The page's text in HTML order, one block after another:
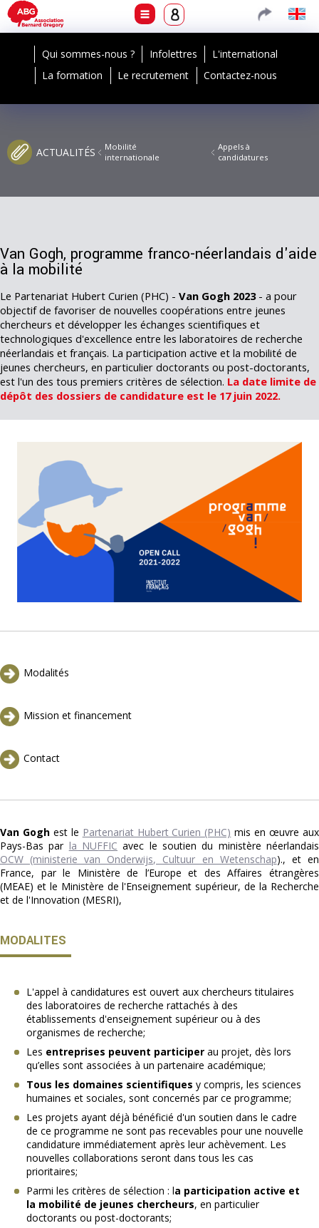
Qui sommes-nous ? Infolettres
L'international
La formation
Le recrutement Contactez-nous
ACTUALITÉS
Mobilité
internationale
Appels à
candidatures
Van Gogh, programme franco-néerlandais d'aide
à la mobilité
Le Partenariat Hubert Curien (PHC) - Van Gogh 2023- a pour
objectif de favoriser de nouvelles coopérations entre jeunes
chercheurs et développer les échanges scientifiques et
technologiques d'excellence entre les laboratoires de recherche
néerlandais et français. La participation active et la mobilité de
jeunes chercheurs, en particulier doctorants ou post-doctorants,
est l'un des tous premiers critères de sélection. La date limite de
dépôt des dossiers de candidature est le 17 juin 2022.
Modalités
Mission et financement
Contact
Van Gogh est le Partenariat Hubert Curien (PHC) mis en œuvre aux
Pays-Bas par la NUFFIC avec le soutien du ministère néerlandais
OCW (ministerie van Onderwijs, Cultuur en Wetenschap)., et en
France, par le Ministère de l’Europe et des Affaires étrangères
(MEAE) et le Ministère de l'Enseignement supérieur, de la Recherche
et de l'Innovation (MESRI),
MODALITES
L'appel à candidatures est ouvert aux chercheurs titulaires
des laboratoires de recherche rattachés à des
établissements d'enseignement supérieur ou à des
organismes de recherche;
Les entreprises peuvent participer au projet, dès lors
qu’elles sont associées à un partenaire académique;
Tous les domaines scientifiques y compris, les sciences
humaines et sociales, sont concernés par ce programme;
Les projets ayant déjà bénéficié d'un soutien dans le cadre
de ce programme ne sont pas recevables pour une nouvelle
candidature immédiatement après leur achèvement. Les
nouvelles collaborations seront dans tous les cas
prioritaires;
Parmi les critères de sélection : la participation active et
la mobilité de jeunes chercheurs, en particulier
doctorants ou post-doctorants;